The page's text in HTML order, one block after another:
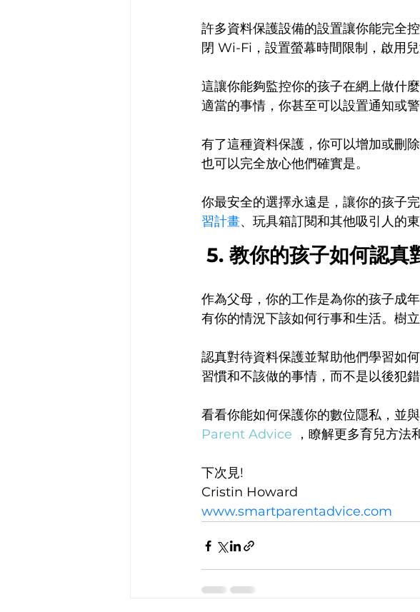
許多資料保護設備的設置讓你能完全
閉 Wi-Fi，設置螢幕時間限制，啟用兒
這讓你能夠監控你的孩子在網上做什
適當的事情，你甚至可以設置通知或警
有了這種資料保護，你可以增加或刪
也可以完全放心他們確實是。
你最安全的選擇永遠是，讓你的孩子
習計畫、玩具箱訂閱和其他吸引人的
5. 教你的孩子如何認真
作為父母，你的工作是為你的孩子成
有你的情況下該如何行事和生活。樹
認真對待資料保護並幫助他們學習如
習慣和不該做的事情，而不是以後犯錯
看看你能如何保護你的數位隱私，並
Parent Advice ，瞭解更多育兒方法
下次見!
Cristin Howard
www.smartparentadvice.com